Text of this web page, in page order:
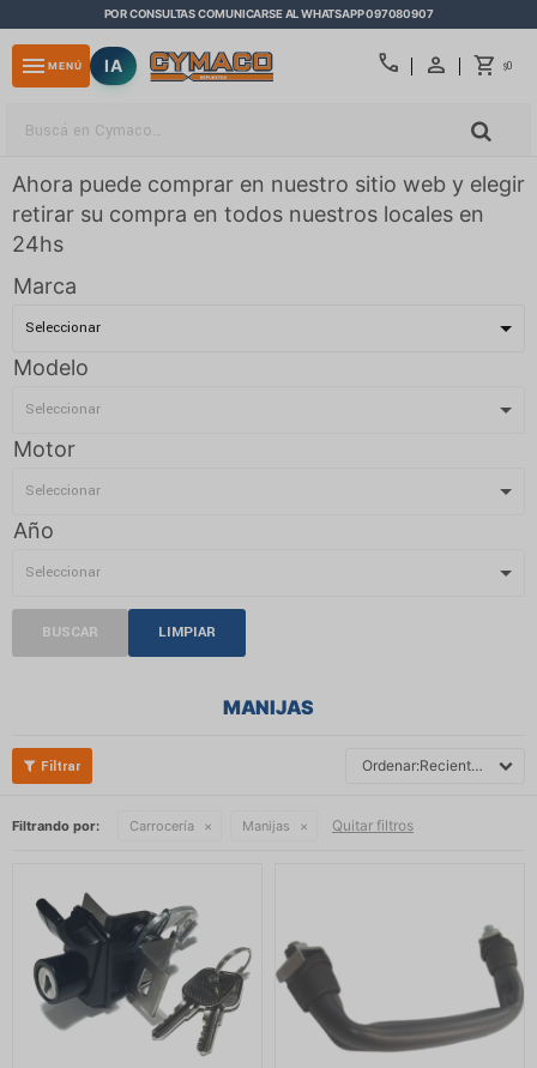
POR CONSULTAS COMUNICARSE AL WHATSAPP 097080907
call $0
menu MENÚ IA
Ahora puede comprar en nuestro sitio web y elegir
retirar su compra en todos nuestros locales en
24hs
Marca
Modelo
Motor
Año
BUSCAR LIMPIAR
MANIJAS
Recientes
Filtrando por: Carrocería Manijas Quitar filtros
close